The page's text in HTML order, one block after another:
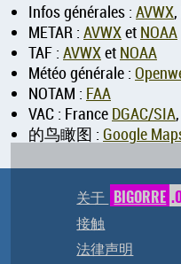
Infos générales : AVWX
METAR : AVWXet NOAA
TAF : AVWXet NOAA
Météo générale :
NOTAM : FAA
VAC : France DGAC/SIA
的鸟瞰图 : Google
关于 BIGORRE
接触
法律声明